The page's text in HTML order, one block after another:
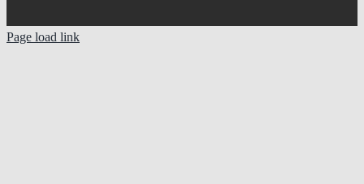
Page load link